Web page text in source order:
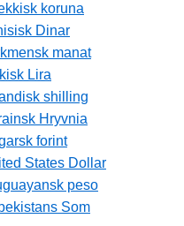
koruna
Dinar
manat
Lira
shilling
Hryvnia
forint
States Dollar
peso
Som